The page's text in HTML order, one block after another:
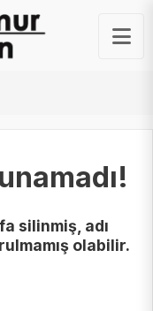
silinmiş, adı
olabilir.